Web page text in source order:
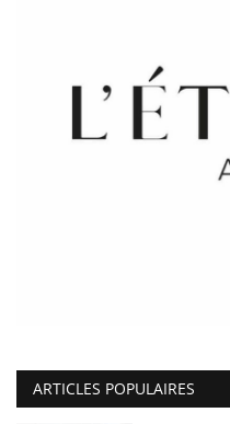
ARTICLES POPULAIRES